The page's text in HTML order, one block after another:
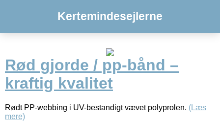
Kertemindesejlerne
Rød gjorde / pp-bånd –
kraftig kvalitet
Rødt PP-webbing i UV-bestandigt vævet polyprolen. (Læs
mere)